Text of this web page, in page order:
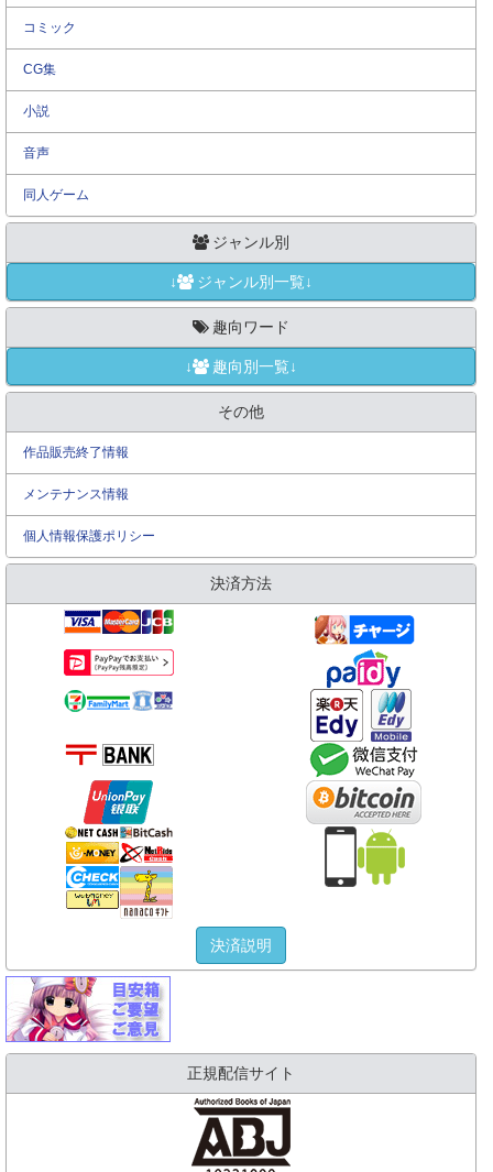
コミック
CG集
小説
音声
同人ゲーム
ジャンル別
↓ ジャンル別一覧↓
趣向ワード
↓ 趣向別一覧↓
その他
作品販売終了情報
メンテナンス情報
個人情報保護ポリシー
決済方法
決済説明
正規配信サイト